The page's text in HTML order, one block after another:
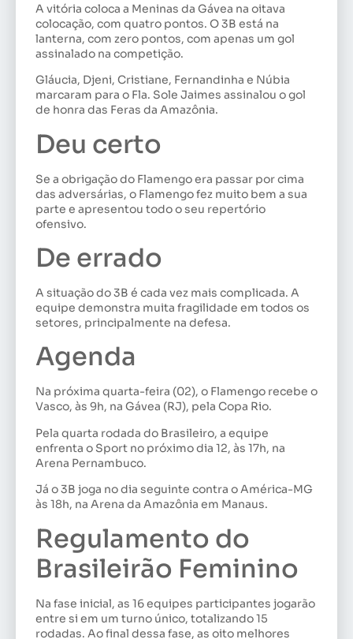
A vitória coloca a Meninas da Gávea na oitava
colocação, com quatro pontos. O 3B está na
lanterna, com zero pontos, com apenas um gol
assinalado na competição.
Gláucia, Djeni, Cristiane, Fernandinha e Núbia
marcaram para o Fla. Sole Jaimes assinalou o gol
de honra das Feras da Amazônia.
Deu certo
Se a obrigação do Flamengo era passar por cima
das adversárias, o Flamengo fez muito bem a sua
parte e apresentou todo o seu repertório
ofensivo.
De errado
A situação do 3B é cada vez mais complicada. A
equipe demonstra muita fragilidade em todos os
setores, principalmente na defesa.
Agenda
Na próxima quarta-feira (02), o Flamengo recebe o
Vasco, às 9h, na Gávea (RJ), pela Copa Rio.
Pela quarta rodada do Brasileiro, a equipe
enfrenta o Sport no próximo dia 12, às 17h, na
Arena Pernambuco.
Já o 3B joga no dia seguinte contra o América-MG
às 18h, na Arena da Amazônia em Manaus.
Regulamento do
Brasileirão Feminino
Na fase inicial, as 16 equipes participantes jogarão
entre si em um turno único, totalizando 15
rodadas. Ao final dessa fase, as oito melhores